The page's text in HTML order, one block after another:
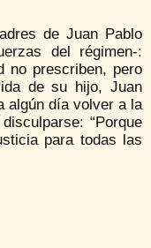
de Juan Pablo
del régimen-:
no prescriben, pero
de su hijo, Juan
algún día volver a la
“Porque
para todas las